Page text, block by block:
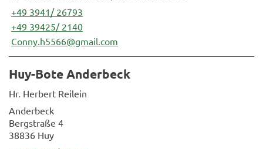
+49 3941/ 26793
+49 39425/ 2140
Conny.h5566@gmail.com
Huy-Bote Anderbeck
Hr. Herbert Reilein
Anderbeck
Bergstraße 4
38836 Huy